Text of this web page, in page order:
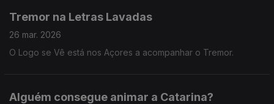
Tremor na Letras Lavadas
26 mar. 2026
O Logo se Vê está nos Açores a acompanhar o Tremor.
Alguém consegue animar a Catarina?